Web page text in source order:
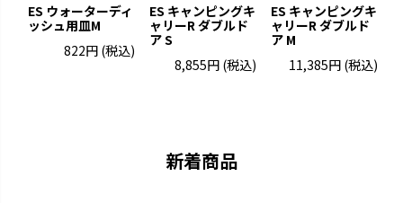
ラプレ
ES ウォーターディ
ッシュ用皿M
822円 (税込)
ES キャンピングキ
ャリーR ダブルド
ア S
8,855円 (税込)
ES キャンピングキ
ャリーR ダブルド
ア M
11,385円 (税込)
新着商品